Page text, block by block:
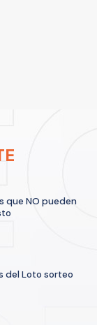
que NO pueden
del Loto sorteo